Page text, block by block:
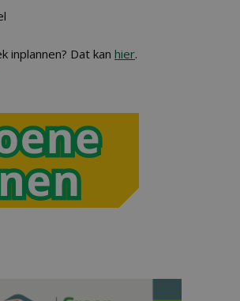
inplannen? Dat kan hier.